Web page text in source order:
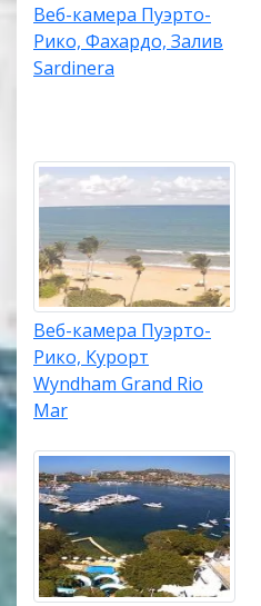
Веб-камера Пуэрто-
Рико, Фахардо, Залив
Sardinera
Веб-камера Пуэрто-
Рико, Курорт
Wyndham Grand Rio
Mar